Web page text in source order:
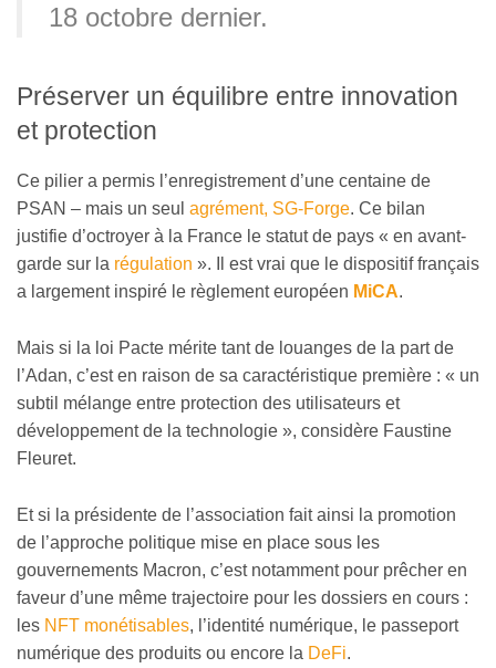
18 octobre dernier.
Préserver un équilibre entre innovation
et protection
Ce pilier a permis l’enregistrement d’une centaine de
PSAN – mais un seul agrément, SG-Forge. Ce bilan
justifie d’octroyer à la France le statut de pays « en avant-
garde sur la régulation ». Il est vrai que le dispositif français
a largement inspiré le règlement européen MiCA.
Mais si la loi Pacte mérite tant de louanges de la part de
l’Adan, c’est en raison de sa caractéristique première : « un
subtil mélange entre protection des utilisateurs et
développement de la technologie », considère Faustine
Fleuret.
Et si la présidente de l’association fait ainsi la promotion
de l’approche politique mise en place sous les
gouvernements Macron, c’est notamment pour prêcher en
faveur d’une même trajectoire pour les dossiers en cours :
les NFT monétisables, l’identité numérique, le passeport
numérique des produits ou encore la DeFi.